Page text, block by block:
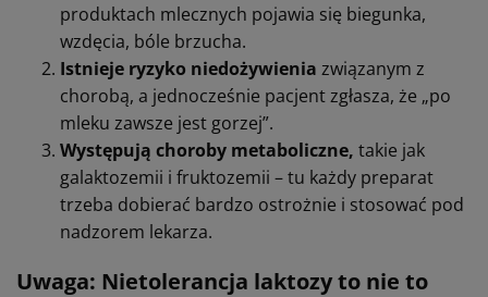
produktach mlecznych pojawia się biegunka,
wzdęcia, bóle brzucha.
Istnieje ryzyko niedożywienia związanym z
chorobą, a jednocześnie pacjent zgłasza, że „po
mleku zawsze jest gorzej”.
Występują choroby metaboliczne, takie jak
galaktozemii i fruktozemii – tu każdy preparat
trzeba dobierać bardzo ostrożnie i stosować pod
nadzorem lekarza.
Uwaga: Nietolerancja laktozy to nie to